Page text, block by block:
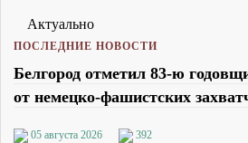
Актуально
ПОСЛЕДНИЕ НОВОСТИ
Белгород отметил 83-ю
от немецко-фашистских
05 августа 2026 392